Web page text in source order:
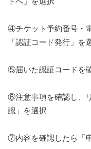
④チケット予約番号・
「認証コード発行」を
⑤届いた認証コードを
⑥注意事項を確認し、
認」を選択
⑦内容を確認したら「